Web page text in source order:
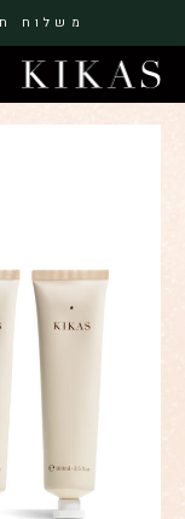
משלוח